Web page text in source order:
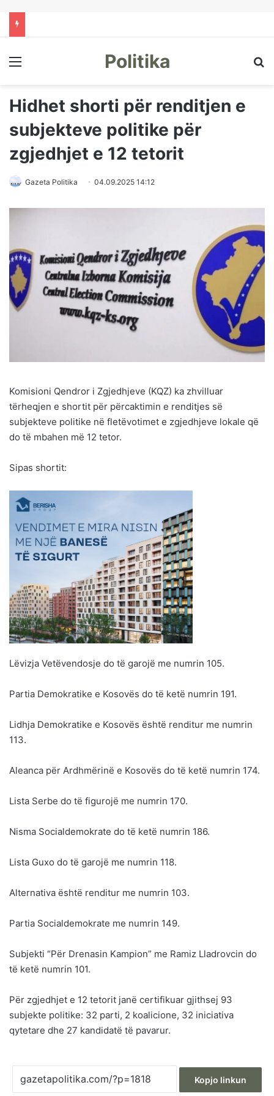
Menu Politika
Hidhet shorti për renditjen e
subjekteve politike për
zgjedhjet e 12 tetorit
Gazeta Politika 04.09.2025 14:12
Komisioni Qendror i Zgjedhjeve (KQZ) ka zhvilluar
tërheqjen e shortit për përcaktimin e renditjes së
subjekteve politike në fletëvotimet e zgjedhjeve lokale që
do të mbahen më 12 tetor.
Sipas shortit:
Lëvizja Vetëvendosje do të garojë me numrin 105.
Partia Demokratike e Kosovës do të ketë numrin 191.
Lidhja Demokratike e Kosovës është renditur me numrin
113.
Aleanca për Ardhmërinë e Kosovës do të ketë numrin 174.
Lista Serbe do të figurojë me numrin 170.
Nisma Socialdemokrate do të ketë numrin 186.
Lista Guxo do të garojë me numrin 118.
Alternativa është renditur me numrin 103.
Partia Socialdemokrate me numrin 149.
Subjekti “Për Drenasin Kampion” me Ramiz Lladrovcin do
të ketë numrin 101.
Për zgjedhjet e 12 tetorit janë certifikuar gjithsej 93
subjekte politike: 32 parti, 2 koalicione, 32 iniciativa
qytetare dhe 27 kandidatë të pavarur.
Kopjo linkun